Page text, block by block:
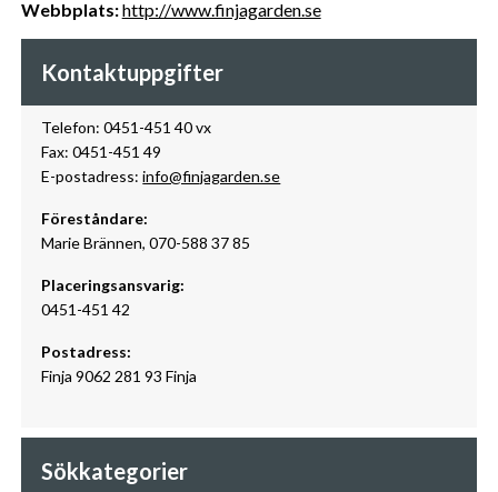
Webbplats:http://www.finjagarden.se
Kontaktuppgifter
Telefon: 0451-451 40 vx
Fax: 0451-451 49
E-postadress:info@finjagarden.se
Föreståndare:
Marie Brännen, 070-588 37 85
Placeringsansvarig:
0451-451 42
Postadress:
Finja 9062 281 93 Finja
Sökkategorier